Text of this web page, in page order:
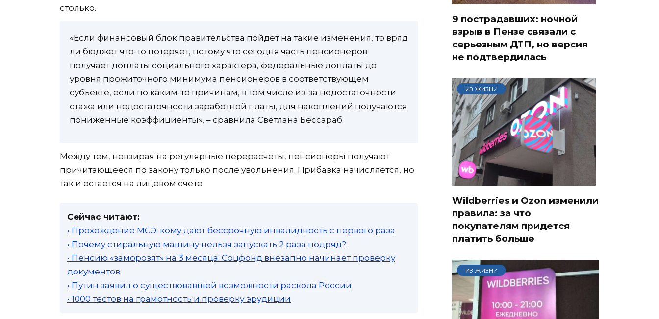
столько.
«Если финансовый блок правительства пойдет на такие изменения, то вряд
ли бюджет что-то потеряет, потому что сегодня часть пенсионеров
получает доплаты социального характера, федеральные доплаты до
уровня прожиточного минимума пенсионеров в соответствующем
субъекте, если по каким-то причинам, в том числе из-за недостаточности
стажа или недостаточности заработной платы, для накоплений получаются
пониженные коэффициенты», – сравнила Светлана Бессараб.
Между тем, невзирая на регулярные перерасчеты, пенсионеры получают
причитающееся по закону только после увольнения. Прибавка начисляется, но
так и остается на лицевом счете.
Сейчас читают:
• Прохождение МСЭ: кому дают бессрочную инвалидность с первого раза
• Почему стиральную машину нельзя запускать 2 раза подряд?
• Пенсию «заморозят» на 3 месяца: Соцфонд внезапно начинает проверку
документов
• Путин заявил о существовавшей возможности раскола России
• 1000 тестов на грамотность и проверку эрудиции
9 пострадавших: ночной
взрыв в Пензе связали с
серьезным ДТП, но версия
не подтвердилась
ИЗ ЖИЗНИ
Wildberries и Ozon изменили
правила: за что
покупателям придется
платить больше
ИЗ ЖИЗНИ